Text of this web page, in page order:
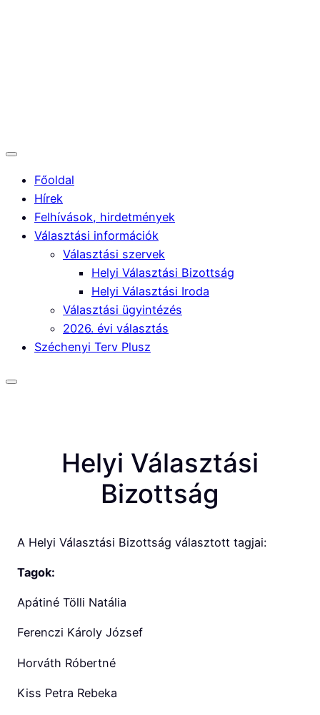
Főoldal
Hírek
Felhívások, hirdetmények
Választási információk
Választási szervek
Helyi Választási Bizottság
Helyi Választási Iroda
Választási ügyintézés
2026. évi választás
Széchenyi Terv Plusz
Helyi Választási
Bizottság
A Helyi Választási Bizottság választott tagjai:
Tagok:
Apátiné Tölli Natália
Ferenczi Károly József
Horváth Róbertné
Kiss Petra Rebeka